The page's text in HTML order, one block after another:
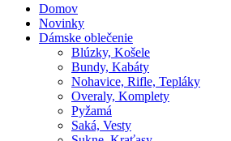
Domov
Novinky
Dámske oblečenie
Blúzky, Košele
Bundy, Kabáty
Nohavice, Rifle, Tepláky
Overaly, Komplety
Pyžamá
Saká, Vesty